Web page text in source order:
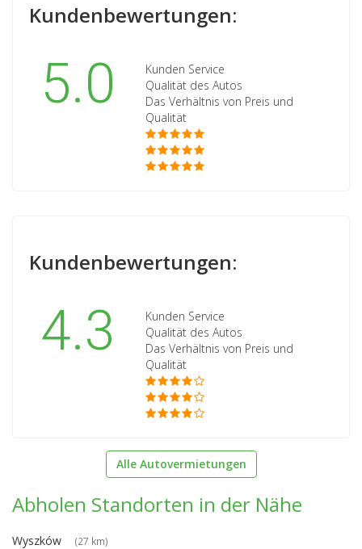
Kundenbewertungen:
5.0
Kunden Service
Qualität des Autos
Das Verhältnis von Preis und
Qualität
Kundenbewertungen:
4.3
Kunden Service
Qualität des Autos
Das Verhältnis von Preis und
Qualität
Alle Autovermietungen
Abholen Standorten in der Nähe
Wyszków (27 km)